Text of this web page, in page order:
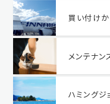
買い付け
メンテナン
ハミングジ